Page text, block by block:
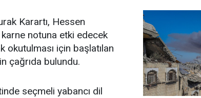
Karartı, Hessen
notuna etki edecek
okutulması için başlatılan
çağrıda bulundu.
seçmeli yabancı dil